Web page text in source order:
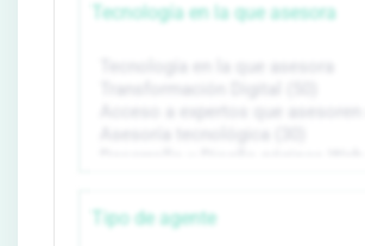
Tecnología en la que asesora
Tipo de agente